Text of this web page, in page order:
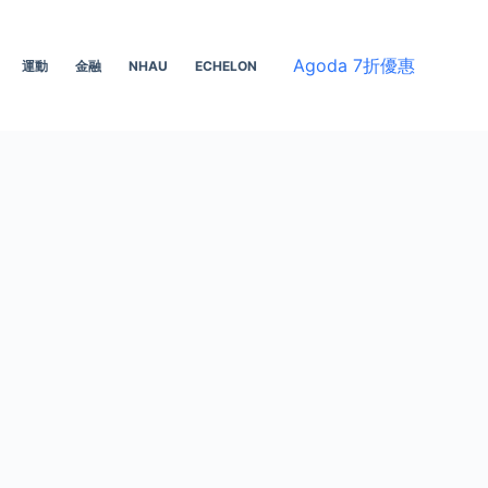
運動 金融 NHAU ECHELON Agoda 7折優惠